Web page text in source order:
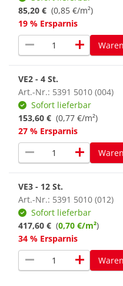
85,20 € (0,85 €/m²)
19 % Ersparnis
remove add
VE2 - 4 St.
Art.-Nr.: 5391 5010 (004)
Sofort lieferbar
153,60 € (0,77 €/m²)
27 % Ersparnis
remove add
VE3 - 12 St.
Art.-Nr.: 5391 5010 (012)
Sofort lieferbar
417,60 € (0,70 €/m²)
34 % Ersparnis
remove add